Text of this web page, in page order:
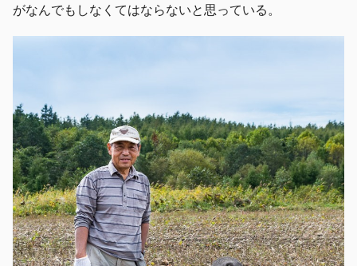
がなんでもしなくてはならないと思っている。